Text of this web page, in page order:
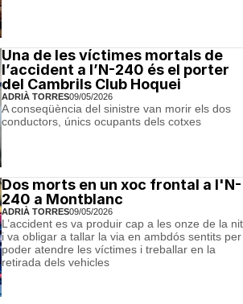
Una de les víctimes mortals de
l’accident a l’N-240 és el porter
del Cambrils Club Hoquei
ADRIÀ TORRES09/05/2026
A conseqüència del sinistre van morir els dos
conductors, únics ocupants dels cotxes
Dos morts en un xoc frontal a l'N-
240 a Montblanc
ADRIÀ TORRES09/05/2026
L’accident es va produir cap a les onze de la nit
i va obligar a tallar la via en ambdós sentits per
poder atendre les víctimes i treballar en la
retirada dels vehicles